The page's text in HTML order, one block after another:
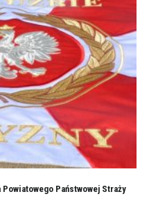
Państwowej Straży